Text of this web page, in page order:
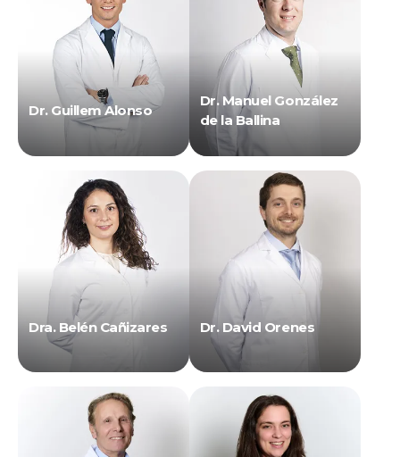
Dr. Guillem Alonso
Dr. Manuel González
de la Ballina
Dra. Belén Cañizares Dr. David Orenes